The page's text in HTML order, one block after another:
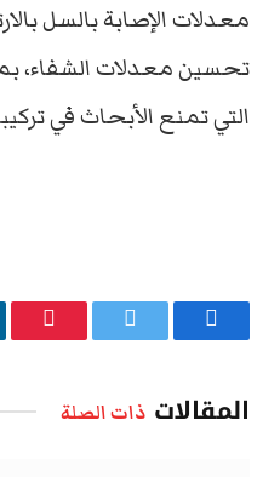
معدلات الإصابة بالسل
تحسين معدلات الشفاء،
التي تمنع الأبحاث في
فيسبوك تويتر
المقالات ذات الصلة